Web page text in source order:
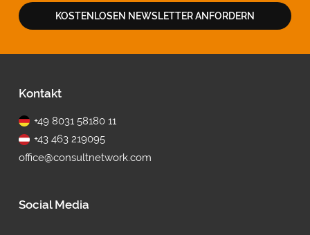
KOSTENLOSEN NEWSLETTER ANFORDERN
Fußbereich
Kontakt
+49 8031 58180 11
+43 463 219095
office@consultnetwork.com
Social Media